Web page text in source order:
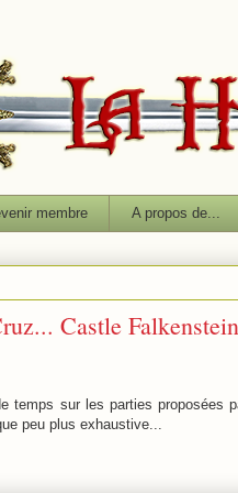
membre A propos de...
Castle Falkenstein
temps sur les parties proposées
peu plus exhaustive...